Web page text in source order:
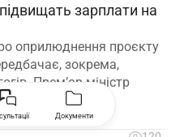
зарплати на
оприлюднення проєкту
зокрема,
Прем’єр-міністр
вже з 1 вересня
Документи